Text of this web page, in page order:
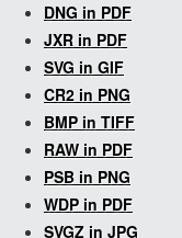
DNG in PDF
JXR in PDF
SVG in GIF
CR2 in PNG
BMP in TIFF
RAW in PDF
PSB in PNG
WDP in PDF
SVGZ in JPG